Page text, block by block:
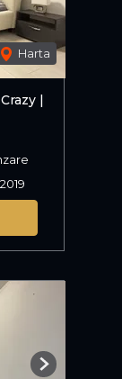
Harta
|
2019
Next